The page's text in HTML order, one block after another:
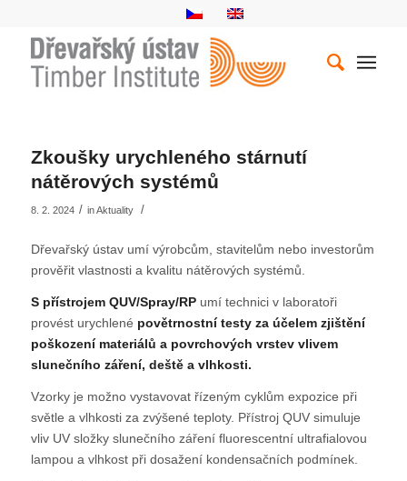
Zkoušky urychleného stárnutí
nátěrových systémů
8. 2. 2024 / inAktuality /
Dřevařský ústav umí výrobcům, stavitelům nebo investorům
prověřit vlastnosti a kvalitu nátěrových systémů.
S přístrojem QUV/Spray/RPumí technici v laboratoři
provést urychlené povětrnostní testy za účelem zjištění
poškození materiálů a povrchových vrstev vlivem
slunečního záření, deště a vlhkosti.
Vzorky je možno vystavovat řízeným cyklům expozice při
světle a vlhkosti za zvýšené teploty. Přístroj QUV simuluje
vliv UV složky slunečního záření fluorescentní ultrafialovou
lampou a vlhkost při dosažení kondensačních podmínek.